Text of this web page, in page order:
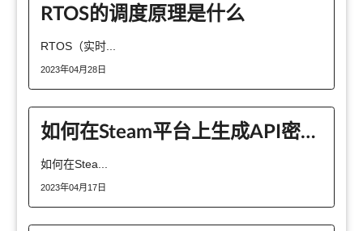
RTOS的调度原理是什么
RTOS（实时...
2023年04月28日
如何在Steam平台上生成API密钥？
如何在Stea...
2023年04月17日